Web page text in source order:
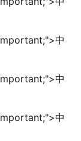
mportant;">中
mportant;">中
mportant;">中